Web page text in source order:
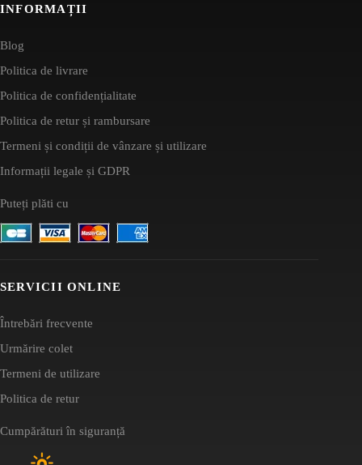
INFORMAȚII
Blog
Politica de livrare
Politica de confidențialitate
Politica de retur și rambursare
Termeni și condiții de vânzare și utilizare
Informații legale și GDPR
Puteți plăti cu
SERVICII ONLINE
Întrebări frecvente
Urmărire colet
Termeni de utilizare
Politica de retur
Cumpărături în siguranță